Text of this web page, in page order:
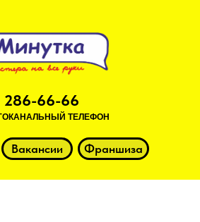
286-66-66
ТЕЛЕФОН
Вакансии Франшиза